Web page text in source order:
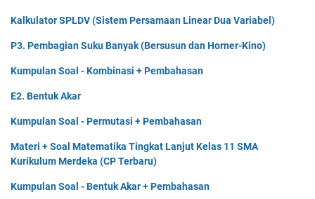
Kalkulator SPLDV (Sistem Persamaan Linear Dua Variabel)
P3. Pembagian Suku Banyak (Bersusun dan Horner-Kino)
Kumpulan Soal - Kombinasi + Pembahasan
E2. Bentuk Akar
Kumpulan Soal - Permutasi + Pembahasan
Materi + Soal Matematika Tingkat Lanjut Kelas 11 SMA
Kurikulum Merdeka (CP Terbaru)
Kumpulan Soal - Bentuk Akar + Pembahasan